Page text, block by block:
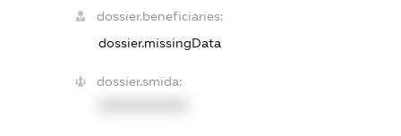
dossier.beneficiaries:
dossier.missingData
dossier.smida: